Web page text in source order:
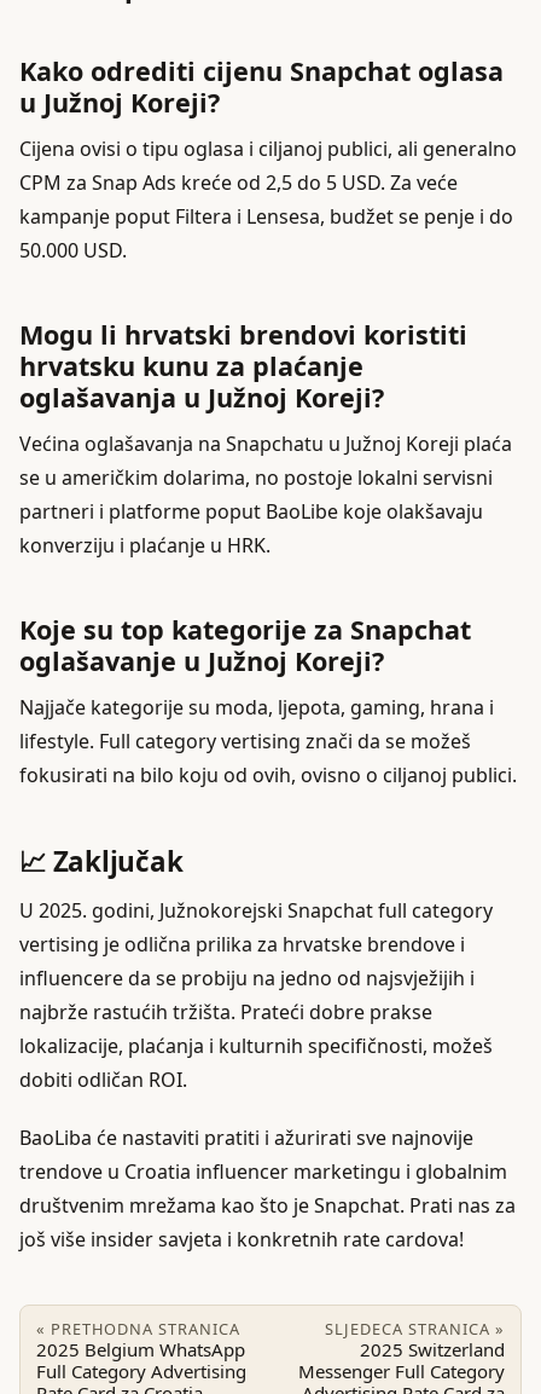
Kako odrediti cijenu Snapchat oglasa
u Južnoj Koreji?
Cijena ovisi o tipu oglasa i ciljanoj publici, ali generalno
CPM za Snap Ads kreće od 2,5 do 5 USD. Za veće
kampanje poput Filtera i Lensesa, budžet se penje i do
50.000 USD.
Mogu li hrvatski brendovi koristiti
hrvatsku kunu za plaćanje
oglašavanja u Južnoj Koreji?
Većina oglašavanja na Snapchatu u Južnoj Koreji plaća
se u američkim dolarima, no postoje lokalni servisni
partneri i platforme poput BaoLibe koje olakšavaju
konverziju i plaćanje u HRK.
Koje su top kategorije za Snapchat
oglašavanje u Južnoj Koreji?
Najjače kategorije su moda, ljepota, gaming, hrana i
lifestyle. Full category vertising znači da se možeš
fokusirati na bilo koju od ovih, ovisno o ciljanoj publici.
📈 Zaključak
U 2025. godini, Južnokorejski Snapchat full category
vertising je odlična prilika za hrvatske brendove i
influencere da se probiju na jedno od najsvježijih i
najbrže rastućih tržišta. Prateći dobre prakse
lokalizacije, plaćanja i kulturnih specifičnosti, možeš
dobiti odličan ROI.
BaoLiba će nastaviti pratiti i ažurirati sve najnovije
trendove u Croatia influencer marketingu i globalnim
društvenim mrežama kao što je Snapchat. Prati nas za
još više insider savjeta i konkretnih rate cardova!
« PRETHODNA STRANICA
2025 Belgium WhatsApp
Full Category Advertising
SLJEDECA STRANICA »
2025 Switzerland
Messenger Full Category